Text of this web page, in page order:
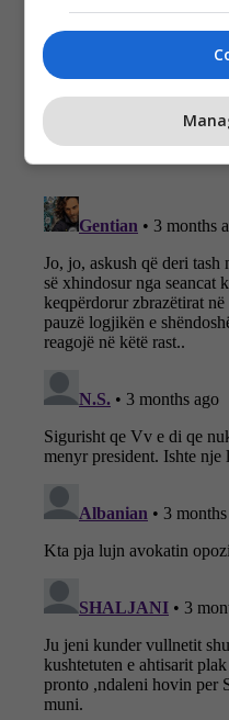
Kdi Kriza Institucionale